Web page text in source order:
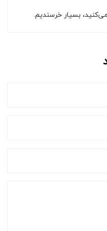
بسیار خرسندیم.